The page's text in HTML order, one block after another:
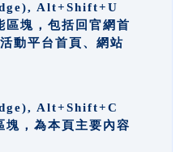
Alt+Shift+U
塊，包括回官網首
動平台首頁、網站
Alt+Shift+C
，為本頁主要內容